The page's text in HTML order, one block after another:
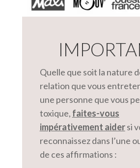
Quelle que soit la nature
relation que vous
une personne que vous
toxique, faites-vous
impérativement aidersi
reconnaissez dans l’une
de ces affirmations :